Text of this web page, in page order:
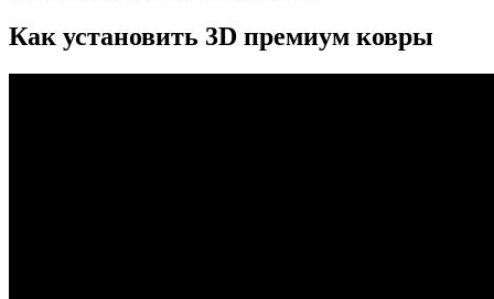
Как установить 3D премиум ковры